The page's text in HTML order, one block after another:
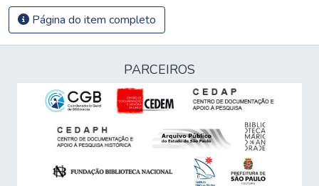
Página do item completo
PARCEIROS